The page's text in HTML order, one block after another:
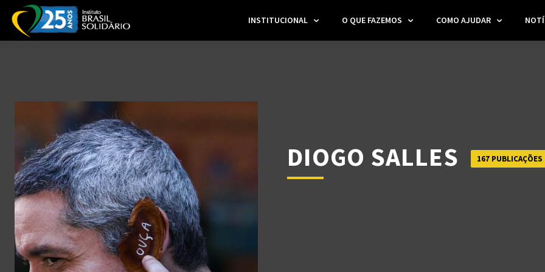
INSTITUCIONAL O QUE FAZEMOS COMO AJUDAR
DIOGO SALLES 167 PUBLICAÇÕES